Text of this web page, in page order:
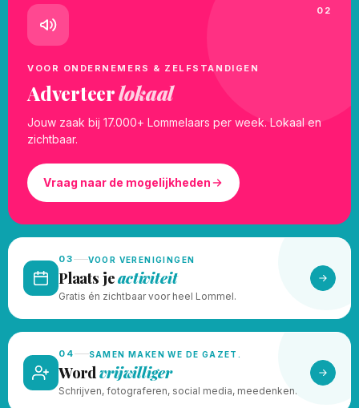
02
VOOR ONDERNEMERS & ZELFSTANDIGEN
Adverteerlokaal
Jouw zaak bij 17.000+ Lommelaars per week. Lokaal en
zichtbaar.
Vraag naar de mogelijkheden
03 VOOR VERENIGINGEN
Plaats jeactiviteit
Gratis én zichtbaar voor heel Lommel.
04 SAMEN MAKEN WE DE GAZET.
Wordvrijwilliger
Schrijven, fotograferen, social media, meedenken.